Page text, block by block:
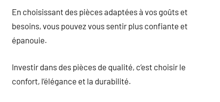
En choisissant des pièces adaptées à vos goûts et
besoins, vous pouvez vous sentir plus confiante et
épanouie.
Investir dans des pièces de qualité, c’est choisir le
confort, l’élégance et la durabilité.